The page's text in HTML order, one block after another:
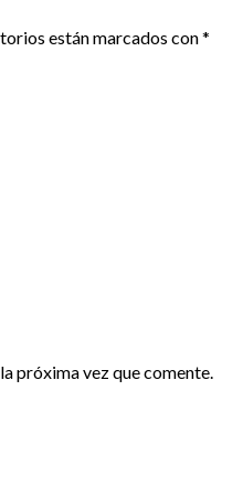
están marcados con*
próxima vez que comente.